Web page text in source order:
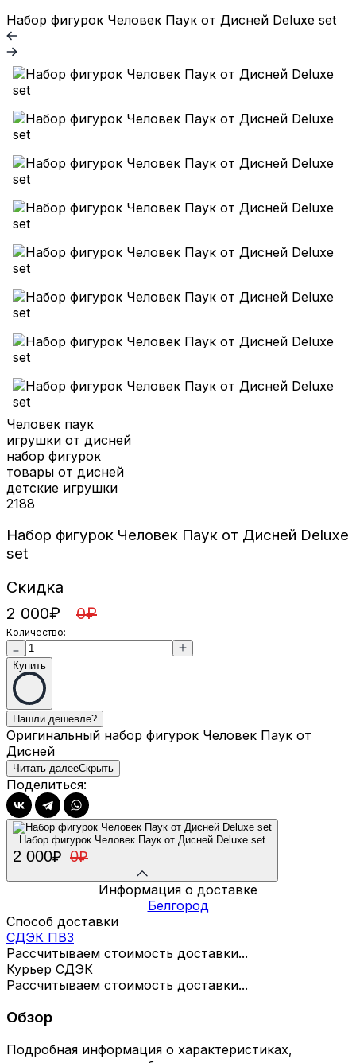
Набор фигурок Человек Паук от Дисней Deluxe set
Человек паук
игрушки от дисней
набор фигурок
товары от дисней
детские игрушки
2188
Набор фигурок Человек Паук от Дисней Deluxe
set
2 000₽ 0₽
Скидка
Количество:
Купить
Оригинальный набор фигурок Человек Паук от
Дисней
Читать далееСкрыть
Поделиться:
Набор фигурок Человек Паук от Дисней Deluxe set
2 000₽ 0₽
Информация о доставке
Белгород
Способ доставки
СДЭК ПВЗ
Рассчитываем стоимость доставки...
Курьер СДЭК
Рассчитываем стоимость доставки...
Обзор
Подробная информация о характеристиках,